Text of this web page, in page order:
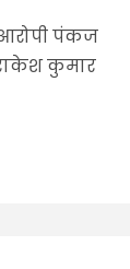
आरोपी पंकज
कुमार